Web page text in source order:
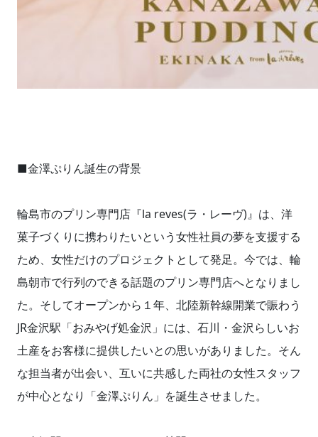
■金澤ぷりん誕生の背景
輪島市のプリン専門店『la reves(ラ・レーヴ)』は、洋
菓子づくりに携わりたいという女性社員の夢を支援する
ため、女性だけのプロジェクトとして発足。今では、輪
島朝市で行列のできる話題のプリン専門店へとなりまし
た。そしてオープンから１年、北陸新幹線開業で賑わう
JR金沢駅「おみやげ処金沢」には、石川・金沢らしいお
土産をお客様に提供したいとの思いがありました。そん
な担当者が出会い、互いに共感した両社の女性スタッフ
が中心となり「金澤ぷりん」を誕生させました。